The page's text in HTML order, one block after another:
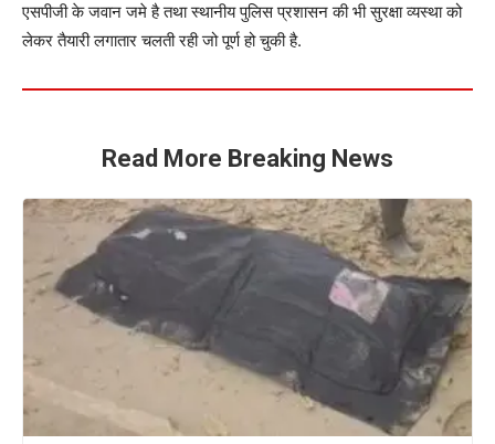
एसपीजी के जवान जमे है तथा स्थानीय पुलिस प्रशासन की भी सुरक्षा व्यस्था को
लेकर तैयारी लगातार चलती रही जो पूर्ण हो चुकी है.
Read More Breaking News